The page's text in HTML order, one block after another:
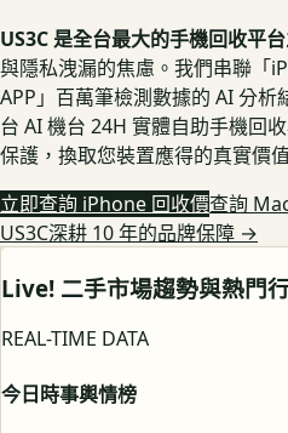
US3C 是全台最大的手機回收平台
與隱私洩漏的焦慮。我們串聯「
APP」百萬筆檢測數據的 AI 分
台 AI 機台 24H 實體自助手機回
保護，換取您裝置應得的真實價
立即查詢 iPhone 回收價查詢
US3C深耕 10 年的品牌保障 →
Live! 二手市場趨勢與熱門
REAL-TIME DATA
今日時事輿情榜